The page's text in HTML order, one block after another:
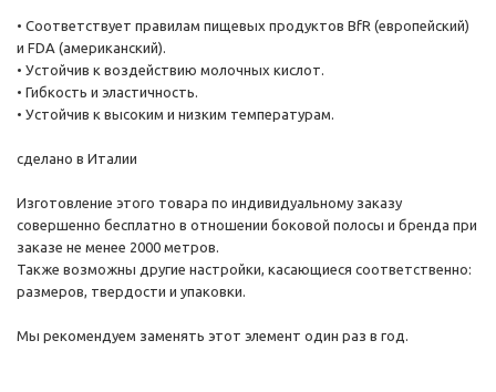
• Соответствует правилам пищевых продуктов BfR (европейский)
и FDA (американский).
• Устойчив к воздействию молочных кислот.
• Гибкость и эластичность.
• Устойчив к высоким и низким температурам.
сделано в Италии
Изготовление этого товара по индивидуальному заказу
совершенно бесплатно в отношении боковой полосы и бренда при
заказе не менее 2000 метров.
Также возможны другие настройки, касающиеся соответственно:
размеров, твердости и упаковки.
Мы рекомендуем заменять этот элемент один раз в год.